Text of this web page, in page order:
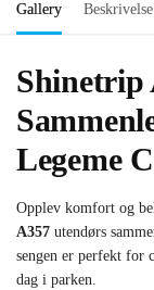
Gallery Beskrivelse
Shinetrip
Legeme
Opplev komfort og
A357 utendørs
sengen er perfekt for
dag i parken.